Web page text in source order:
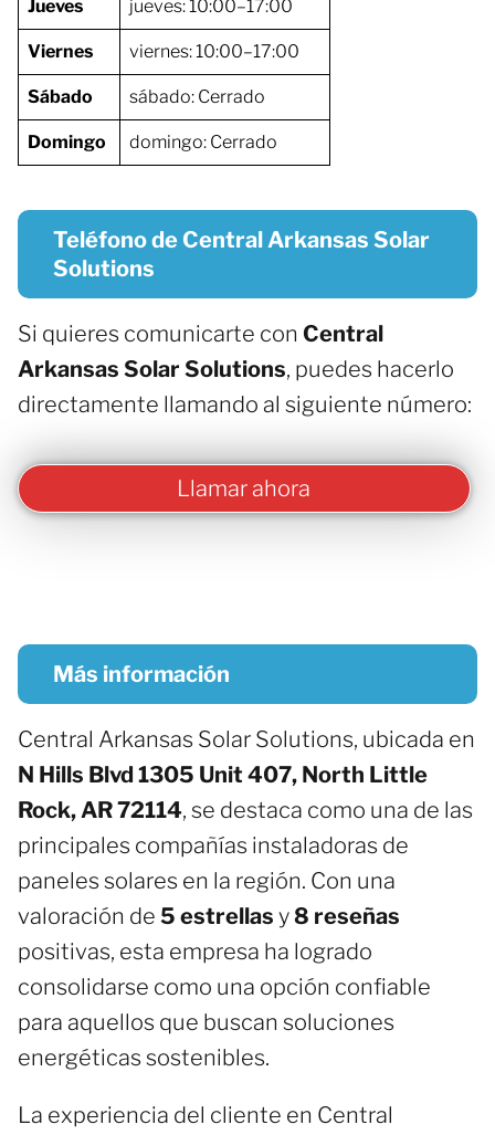
Jueves jueves: 10:00–17:00
Viernes viernes: 10:00–17:00
Sábado sábado: Cerrado
Domingo domingo: Cerrado
Teléfono de Central Arkansas Solar
Solutions
Si quieres comunicarte con Central
Arkansas Solar Solutions, puedes hacerlo
directamente llamando al siguiente número:
Llamar ahora
Más información
Central Arkansas Solar Solutions, ubicada en
N Hills Blvd 1305 Unit 407, North Little
Rock, AR 72114, se destaca como una de las
principales compañías instaladoras de
paneles solares en la región. Con una
valoración de 5 estrellas y8 reseñas
positivas, esta empresa ha logrado
consolidarse como una opción confiable
para aquellos que buscan soluciones
energéticas sostenibles.
La experiencia del cliente en Central